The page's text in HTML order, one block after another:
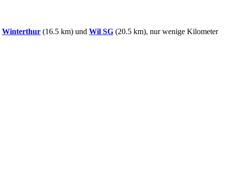
Winterthur (16.5 km) und Wil SG (20.5 km), nur wenige Kilometer